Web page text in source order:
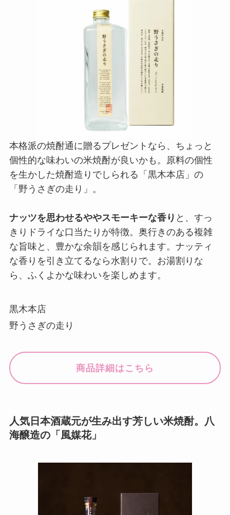
本格派の焼酎通に贈るプレゼントなら、ちょっと
個性的な味わいの米焼酎が良いかも。原料の個性
を生かした焼酎造りでしられる「黒木本店」の
「野うさぎの走り」。
ナッツを思わせるややスモーキーな香り と、すっ
きりドライな口当たりが特徴。奥行きのある複雑
な旨味と、豊かな余韻を感じられます。ナッティ
な香りを引き立てるなら水割りで。お湯割りな
ら、ふくよかな味わいを楽しめます。
黒木本店
野うさぎの走り
商品詳細はこちら
人気日本酒蔵元が生み出す芳しい米焼酎。八
海醸造の「風媒花」